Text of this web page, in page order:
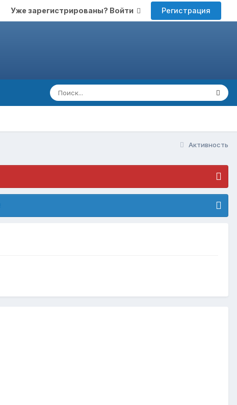
Уже зарегистрированы? Войти Регистрация
Активность